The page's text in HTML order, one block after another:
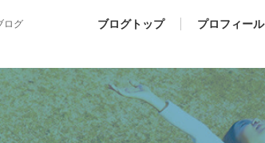
ログ ブログトップ プロフィール